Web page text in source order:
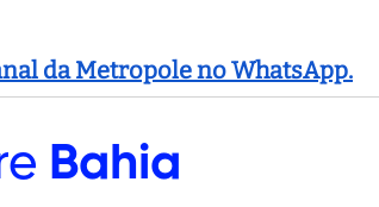
da Metropole no WhatsApp.
Bahia